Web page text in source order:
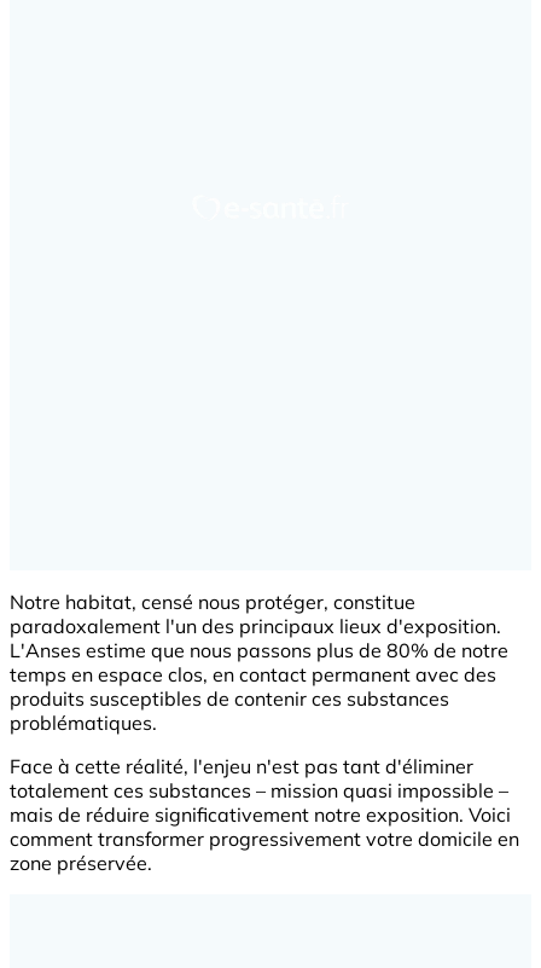
Notre habitat, censé nous protéger, constitue
paradoxalement l'un des principaux lieux d'exposition.
L'Anses estime que nous passons plus de 80% de notre
temps en espace clos, en contact permanent avec des
produits susceptibles de contenir ces substances
problématiques.
Face à cette réalité, l'enjeu n'est pas tant d'éliminer
totalement ces substances – mission quasi impossible –
mais de réduire significativement notre exposition. Voici
comment transformer progressivement votre domicile en
zone préservée.